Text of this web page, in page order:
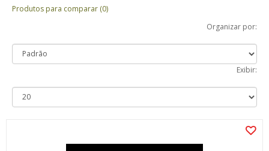
Produtos para comparar (0)
Organizar por:
Exibir: